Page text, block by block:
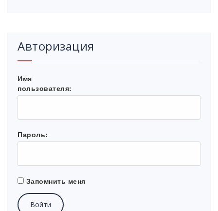
Авторизация
Имя
пользователя:
Пароль:
Запомнить меня
Войти